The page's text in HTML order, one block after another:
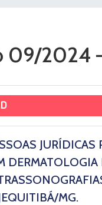
09/2024
MG.